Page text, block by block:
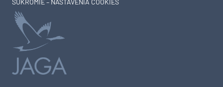
SÚKROMIE – NASTAVENIA COOKIES